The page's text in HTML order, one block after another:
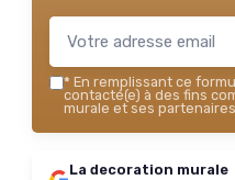
* En remplissant ce
contacté(e) à des fins
murale et ses partenaires.
La decoration murale